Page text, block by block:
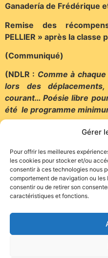
Gérer
Pour offrir les meilleures
les cookies pour stocker et/ou
consentir à ces technologies nous
comportement de navigation ou les
consentir ou de retirer son
caractéristiques et fonctions.
Ganadería de Frédérique
Remise des
PELLIER » après la classe
(Communiqué)
(NDLR : Comme à
lors des
courant… Poésie libre
été le programme
Site de